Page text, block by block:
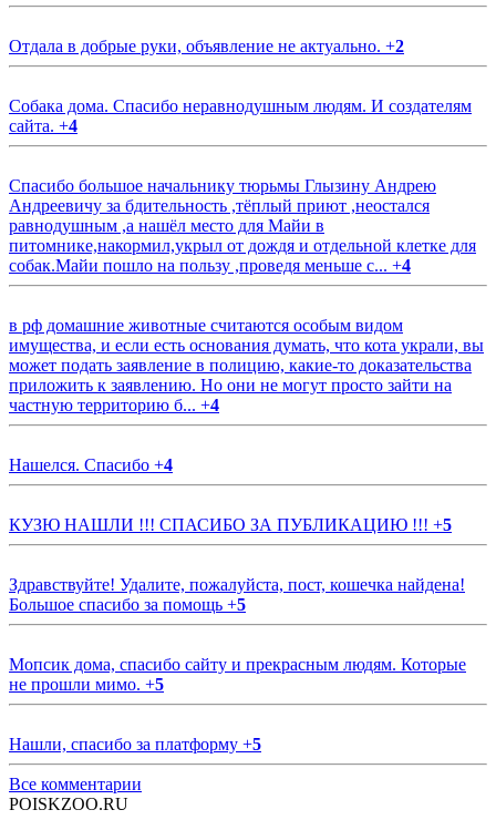
Отдала в добрые руки, объявление не актуально. +2
Собака дома. Спасибо неравнодушным людям. И создателям
сайта. +4
Спасибо большое начальнику тюрьмы Глызину Андрею
Андреевичу за бдительность ,тёплый приют ,неостался
равнодушным ,а нашёл место для Майи в
питомнике,накормил,укрыл от дождя и отдельной клетке для
собак.Майи пошло на пользу ,проведя меньше с... +4
в рф домашние животные считаются особым видом
имущества, и если есть основания думать, что кота украли, вы
может подать заявление в полицию, какие-то доказательства
приложить к заявлению. Но они не могут просто зайти на
частную территорию б... +4
Нашелся. Спасибо +4
КУЗЮ НАШЛИ !!! СПАСИБО ЗА ПУБЛИКАЦИЮ !!! +5
Здравствуйте! Удалите, пожалуйста, пост, кошечка найдена!
Большое спасибо за помощь +5
Мопсик дома, спасибо сайту и прекрасным людям. Которые
не прошли мимо. +5
Нашли, спасибо за платформу +5
Все комментарии
POISKZOO.RU